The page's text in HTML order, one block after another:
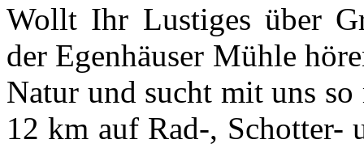
Wollt Ihr Lustiges über
der Egenhäuser Mühle
Natur und sucht mit uns
12 km auf Rad-, Schotter-